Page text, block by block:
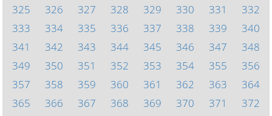
325
326 327 328 329 330 331
332
333
334 335 336 337 338 339
340
341
342 343 344 345 346 347
348
349
350 351 352 353 354 355
356
357
358 359 360 361 362 363
364
365
366 367 368 369 370 371
372